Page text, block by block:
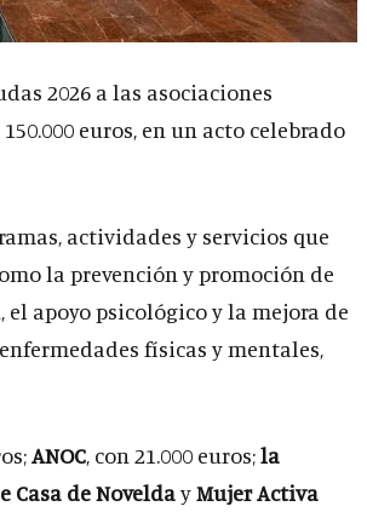
2026 a las asociaciones
euros, en un acto celebrado
actividades y servicios que
la prevención y promoción de
apoyo psicológico y la mejora de
físicas y mentales,
ANOC, con 21.000 euros;la
Casa de NoveldayMujer Activa